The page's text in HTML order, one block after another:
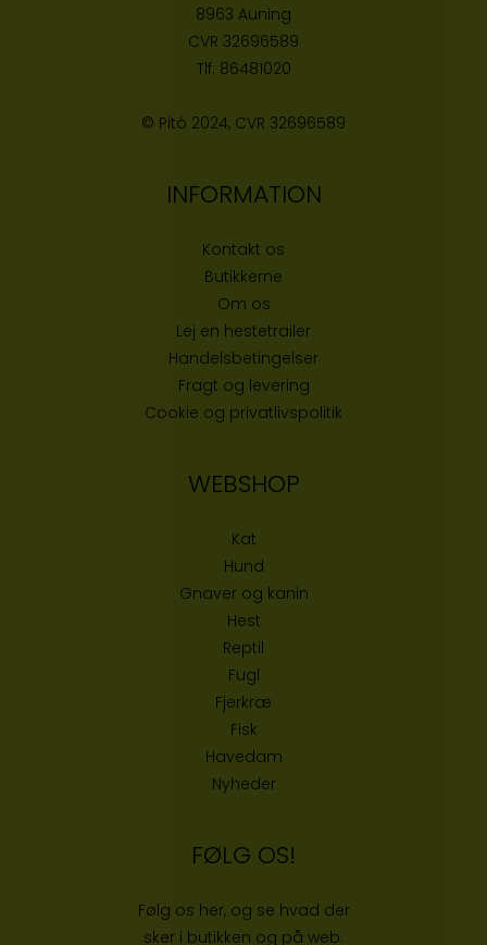
8963 Auning
CVR 32696589
Tlf: 86481020
© Pitó 2024, CVR 32696589
INFORMATION
Kontakt os
Butikkerne
Om os
Lej en hestetrailer
Handelsbetingelser
Fragt og levering
Cookie og privatlivspolitik
WEBSHOP
Kat
Hund
Gnaver og kanin
Hest
Reptil
Fugl
Fjerkræ
Fisk
Havedam
Nyheder
FØLG OS!
Følg os her, og se hvad der
sker i butikken og på web: